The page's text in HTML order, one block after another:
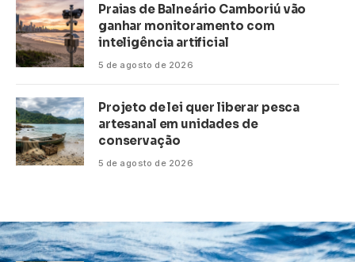
Praias de Balneário Camboriú vão
ganhar monitoramento com
inteligência artificial
5 de agosto de 2026
Projeto de lei quer liberar pesca
artesanal em unidades de
conservação
5 de agosto de 2026